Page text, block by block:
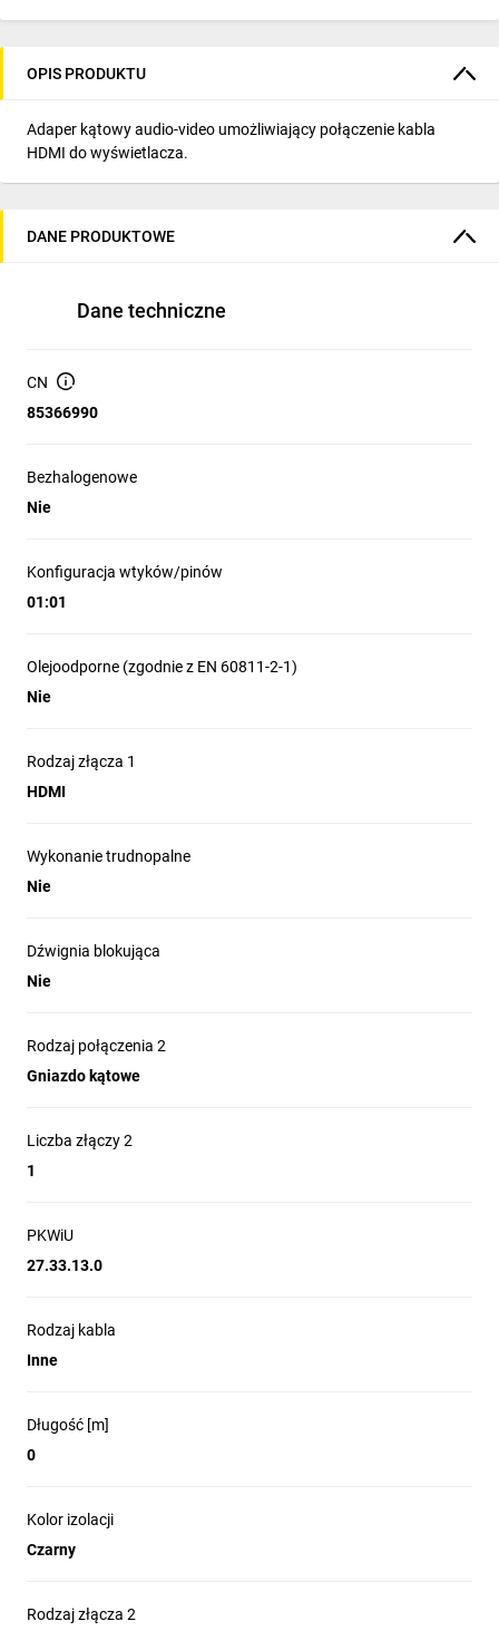
OPIS PRODUKTU
Adaper kątowy audio-video umożliwiający połączenie kabla
HDMI do wyświetlacza.
DANE PRODUKTOWE
Dane techniczne
CN
85366990
Bezhalogenowe
Nie
Konfiguracja wtyków/pinów
01:01
Olejoodporne (zgodnie z EN 60811-2-1)
Nie
Rodzaj złącza 1
HDMI
Wykonanie trudnopalne
Nie
Dźwignia blokująca
Nie
Rodzaj połączenia 2
Gniazdo kątowe
Liczba złączy 2
1
PKWiU
27.33.13.0
Rodzaj kabla
Inne
Długość [m]
0
Kolor izolacji
Czarny
Rodzaj złącza 2